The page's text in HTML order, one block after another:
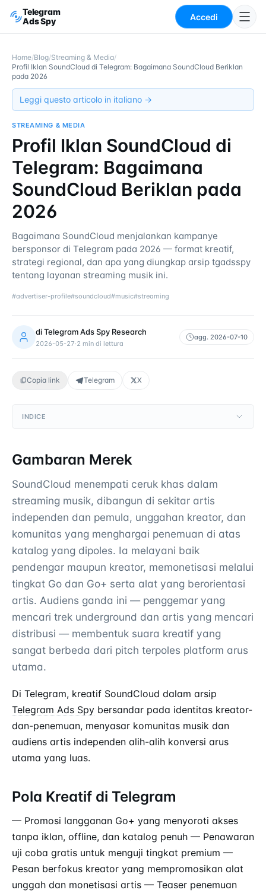
Telegram
Ads Spy
Accedi
Home/Blog/Streaming & Media/
Profil Iklan SoundCloud di Telegram: Bagaimana SoundCloud Beriklan
pada 2026
Leggi questo articolo in italiano →
STREAMING & MEDIA
Profil Iklan SoundCloud di
Telegram: Bagaimana
SoundCloud Beriklan pada
2026
Bagaimana SoundCloud menjalankan kampanye
bersponsor di Telegram pada 2026 — format kreatif,
strategi regional, dan apa yang diungkap arsip tgadsspy
tentang layanan streaming musik ini.
#advertiser-profile#soundcloud#music#streaming
diTelegram Ads Spy Research
2026-05-27·2 min di lettura
agg. 2026-07-10
Copia link Telegram X
INDICE
Gambaran Merek
SoundCloud menempati ceruk khas dalam
streaming musik, dibangun di sekitar artis
independen dan pemula, unggahan kreator, dan
komunitas yang menghargai penemuan di atas
katalog yang dipoles. Ia melayani baik
pendengar maupun kreator, memonetisasi melalui
tingkat Go dan Go+ serta alat yang berorientasi
artis. Audiens ganda ini — penggemar yang
mencari trek underground dan artis yang mencari
distribusi — membentuk suara kreatif yang
sangat berbeda dari pitch terpoles platform arus
utama.
Di Telegram, kreatif SoundCloud dalam arsip
Telegram Ads Spy bersandar pada identitas kreator-
dan-penemuan, menyasar komunitas musik dan
audiens artis independen alih-alih konversi arus
utama yang luas.
Pola Kreatif di Telegram
— Promosi langganan Go+ yang menyoroti akses
tanpa iklan, offline, dan katalog penuh — Penawaran
uji coba gratis untuk menguji tingkat premium —
Pesan berfokus kreator yang mempromosikan alat
unggah dan monetisasi artis — Teaser penemuan